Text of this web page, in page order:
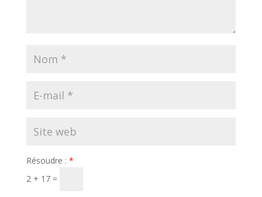
Résoudre : *
2 + 17 =